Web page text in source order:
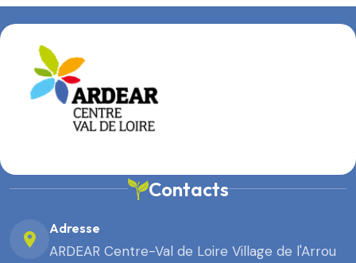
Contacts
Adresse
ARDEAR Centre-Val de Loire Village de l'Arrou